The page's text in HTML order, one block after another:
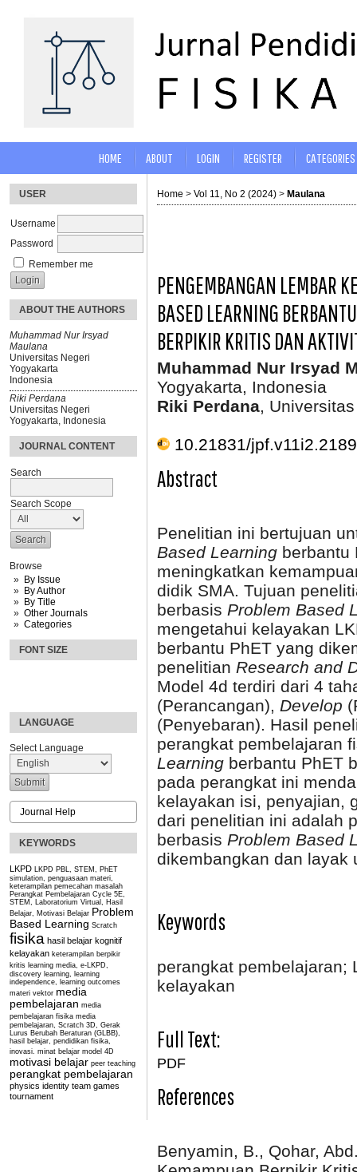
USER
Username
Password
Remember me
ABOUT THE AUTHORS
Muhammad Nur Irsyad
Maulana
Universitas Negeri
Yogyakarta
Indonesia
Riki Perdana
Universitas Negeri
Yogyakarta, Indonesia
JOURNAL CONTENT
Search
Search Scope
Browse
By Issue
By Author
By Title
Other Journals
Categories
FONT SIZE
LANGUAGE
Select Language
Journal Help
KEYWORDS
LKPD
LKPD PBL, STEM, PhET
simulation, penguasaan materi,
keterampilan pemecahan masalah
Perangkat Pembelajaran Cycle 5E,
STEM, Laboratorium Virtual, Hasil
Belajar, Motivasi Belajar Problem
Based Learning Scratch
fisika hasil belajar kognitif
kelayakan keterampilan berpikir
kritis learning media, e-LKPD,
discovery learning, learning
independence, learning outcomes
materi vektor media
pembelajaran media
pembelajaran fisika media
pembelajaran, Scratch 3D, Gerak
Lurus Berubah Beraturan (GLBB),
hasil belajar, pendidikan fisika,
inovasi. minat belajar model 4D
motivasi belajar peer teaching
perangkat pembelajaran
physics identity team games
tournament
HOME ABOUT LOGIN REGISTER CATEGORIES
Home > Vol 11, No 2 (2024) > Maulana
PENGEMBANGAN LEMBAR
BASED LEARNING
BERPIKIR KRITIS DAN
Muhammad Nur Irsyad
Yogyakarta, Indonesia
Riki Perdana,
10.21831/
Abstract
Penelitian ini bertujuan
Based Learning berbantu
meningkatkan
didik SMA. Tujuan
berbasis Problem Based
mengetahui kelayakan
berbantu PhET yang
penelitian Research and
Model 4d terdiri dari 4
(Perancangan), Develop
(Penyebaran). Hasil
perangkat pembelajaran
Learning berbantu PhET
pada perangkat ini
kelayakan isi, penyajian,
dari penelitian ini adalah
berbasis Problem Based
dikembangkan dan layak
Keywords
perangkat pembelajaran;
kelayakan
Full Text:
PDF
References
Benyamin, B., Qohar,